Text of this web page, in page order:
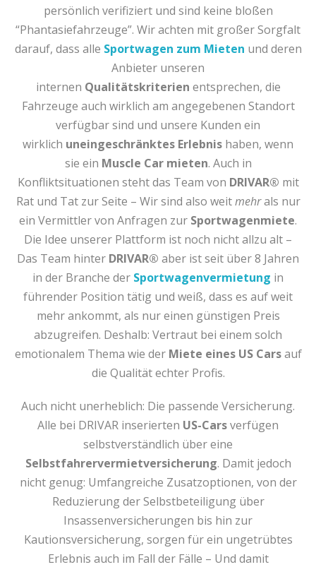
persönlich verifiziert und sind keine bloßen
“Phantasiefahrzeuge”. Wir achten mit großer Sorgfalt
darauf, dass alle Sportwagen zum Mieten und deren
Anbieter unseren
internen Qualitätskriterien entsprechen, die
Fahrzeuge auch wirklich am angegebenen Standort
verfügbar sind und unsere Kunden ein
wirklich uneingeschränktes Erlebnis haben, wenn
sie ein Muscle Car mieten. Auch in
Konfliktsituationen steht das Team von DRIVAR® mit
Rat und Tat zur Seite – Wir sind also weitmehrals nur
ein Vermittler von Anfragen zur Sportwagenmiete.
Die Idee unserer Plattform ist noch nicht allzu alt –
Das Team hinter DRIVAR® aber ist seit über 8 Jahren
in der Branche der Sportwagenvermietung in
führender Position tätig und weiß, dass es auf weit
mehr ankommt, als nur einen günstigen Preis
abzugreifen. Deshalb: Vertraut bei einem solch
emotionalem Thema wie der Miete eines US Carsauf
die Qualität echter Profis.
Auch nicht unerheblich: Die passende Versicherung.
Alle bei DRIVAR inserierten US-Carsverfügen
selbstverständlich über eine
Selbstfahrervermietversicherung. Damit jedoch
nicht genug: Umfangreiche Zusatzoptionen, von der
Reduzierung der Selbstbeteiligung über
Insassenversicherungen bis hin zur
Kautionsversicherung, sorgen für ein ungetrübtes
Erlebnis auch im Fall der Fälle – Und damit